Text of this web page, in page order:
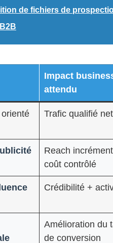
de fichiers de
Impact
attendu
orienté
Trafic qualifié net
Reach
coût contrôlé
Crédibilité +
Amélioration du
de conversion